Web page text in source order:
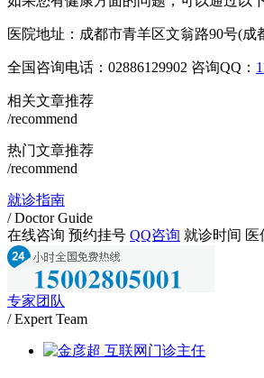
医院地址：成都市青羊区文翁路90号(成
全国咨询电话： 02886129902 咨询QQ：
相关文章推荐
/recommend
热门文章推荐
/recommend
就诊指南
/ Doctor Guide
在线咨询 预约挂号 QQ咨询 就诊时间 医
专家团队
/ Expert Team